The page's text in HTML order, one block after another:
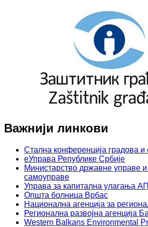
Важнији линкови
Стална конференција градова и
еУправа Републике Србије
Министарство државне управе
самоуправе
Управа за капитална улагања
Општа болница Врбас
Национална агенција за
Регионална развојна агенција
Western Balkans Environmental